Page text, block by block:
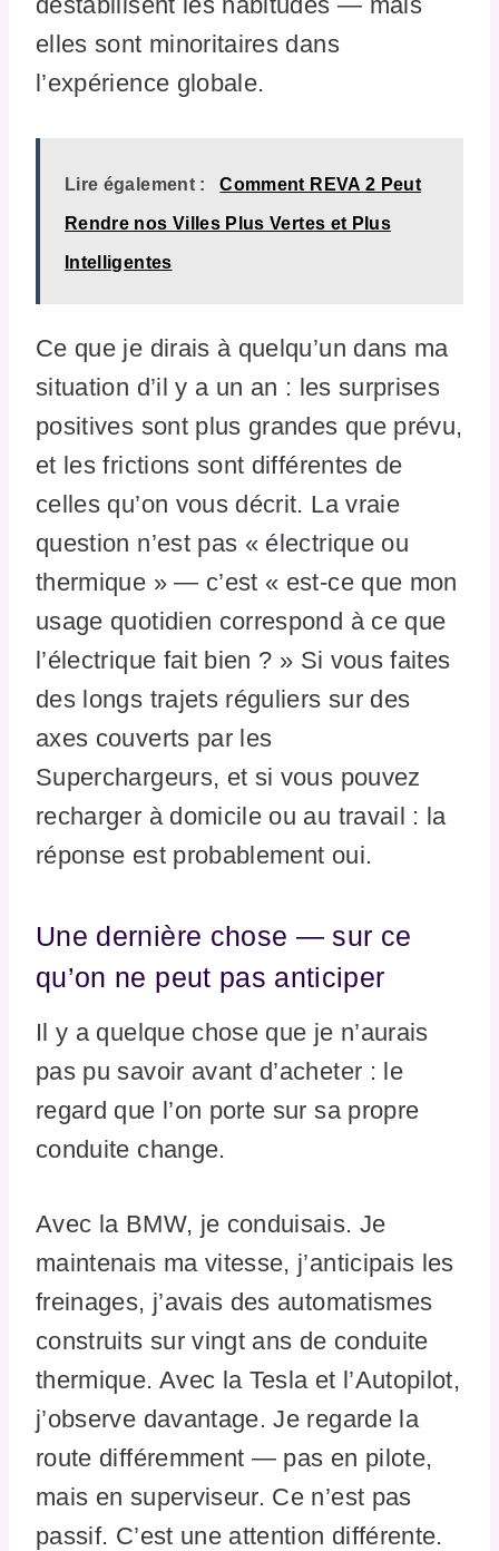
elles sont minoritaires dans
l’expérience globale.
Lire également : Comment REVA 2 Peut
Rendre nos Villes Plus Vertes et Plus
Intelligentes
Ce que je dirais à quelqu’un dans ma
situation d’il y a un an : les surprises
positives sont plus grandes que prévu,
et les frictions sont différentes de
celles qu’on vous décrit. La vraie
question n’est pas « électrique ou
thermique » — c’est « est-ce que mon
usage quotidien correspond à ce que
l’électrique fait bien ? » Si vous faites
des longs trajets réguliers sur des
axes couverts par les
Superchargeurs, et si vous pouvez
recharger à domicile ou au travail : la
réponse est probablement oui.
Une dernière chose — sur ce
qu’on ne peut pas anticiper
Il y a quelque chose que je n’aurais
pas pu savoir avant d’acheter : le
regard que l’on porte sur sa propre
conduite change.
Avec la BMW, je conduisais. Je
maintenais ma vitesse, j’anticipais les
freinages, j’avais des automatismes
construits sur vingt ans de conduite
thermique. Avec la Tesla et l’Autopilot,
j’observe davantage. Je regarde la
route différemment — pas en pilote,
mais en superviseur. Ce n’est pas
passif. C’est une attention différente.